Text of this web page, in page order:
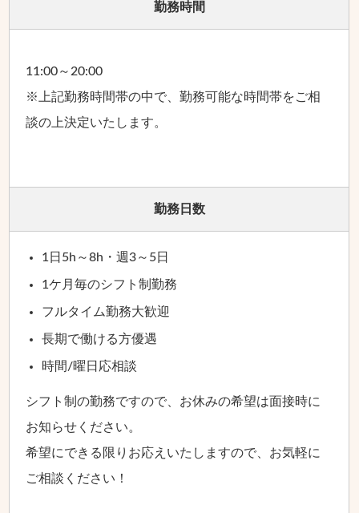
勤務時間
11:00～20:00
※上記勤務時間帯の中で、勤務可能な時間帯をご相
談の上決定いたします。
勤務日数
1日5h～8h・週3～5日
1ケ月毎のシフト制勤務
フルタイム勤務大歓迎
長期で働ける方優遇
時間/曜日応相談
シフト制の勤務ですので、お休みの希望は面接時に
お知らせください。
希望にできる限りお応えいたしますので、お気軽に
ご相談ください！